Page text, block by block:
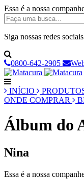
Essa é a nossa
Siga nossas redes sociais
0800-642-2905
INÍCIO
ONDE COMPRAR
Álbum do
Nina
Essa é a nossa